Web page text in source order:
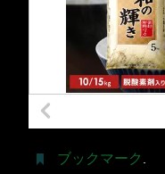
ブックマーク .